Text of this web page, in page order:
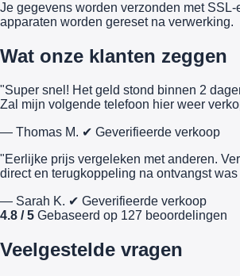
Je gegevens worden verzonden met SSL-
apparaten worden gereset na verwerking.
Wat onze klanten zeggen
"Super snel! Het geld stond binnen 2
Zal mijn volgende telefoon hier weer
— Thomas M. ✔ Geverifieerde verkoop
"Eerlijke prijs vergeleken met anderen.
direct en terugkoppeling na ontvangst was
— Sarah K. ✔ Geverifieerde verkoop
4.8 / 5 Gebaseerd op 127 beoordelingen
Veelgestelde vragen